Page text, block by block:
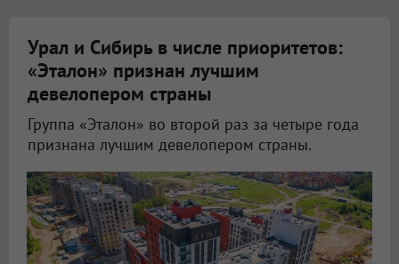
Урал и Сибирь в числе приоритетов:
«Эталон» признан лучшим
девелопером страны
Группа «Эталон» во второй раз за четыре года
признана лучшим девелопером страны.